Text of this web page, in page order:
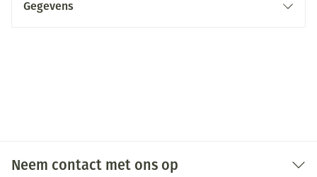
Gegevens
Neem contact met ons op